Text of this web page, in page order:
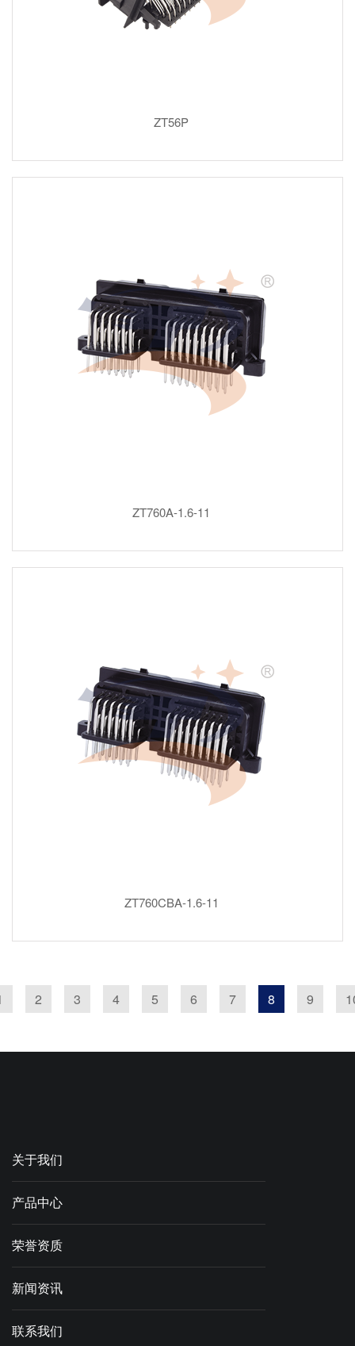
ZT56P
ZT760A-1.6-11
ZT760CBA-1.6-11
2 3 4 5 6 7 8 9
关于我们
产品中心
荣誉资质
新闻资讯
联系我们